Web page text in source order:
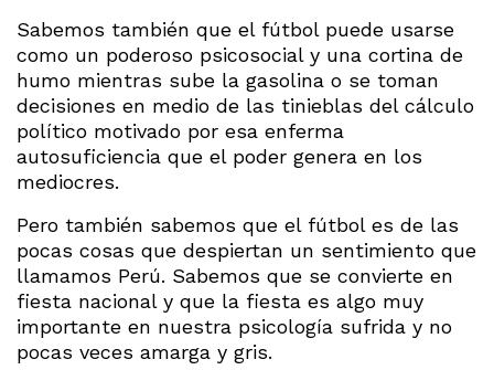
Sabemos también que el fútbol puede usarse
como un poderoso psicosocial y una cortina de
humo mientras sube la gasolina o se toman
decisiones en medio de las tinieblas del cálculo
político motivado por esa enferma
autosuficiencia que el poder genera en los
mediocres.
Pero también sabemos que el fútbol es de las
pocas cosas que despiertan un sentimiento que
llamamos Perú. Sabemos que se convierte en
fiesta nacional y que la fiesta es algo muy
importante en nuestra psicología sufrida y no
pocas veces amarga y gris.